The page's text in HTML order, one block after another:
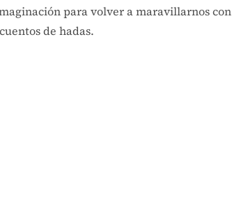
para volver a maravillarnos con
de hadas.